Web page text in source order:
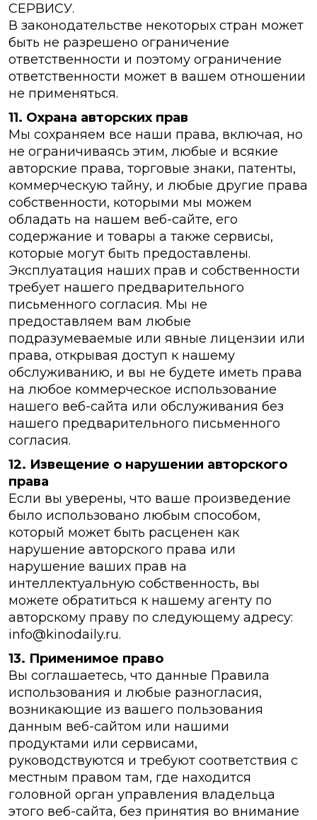
СЕРВИСУ.
В законодательстве некоторых стран может
быть не разрешено ограничение
ответственности и поэтому ограничение
ответственности может в вашем отношении
не применяться.
11. Охрана авторских прав
Мы сохраняем все наши права, включая, но
не ограничиваясь этим, любые и всякие
авторские права, торговые знаки, патенты,
коммерческую тайну, и любые другие права
собственности, которыми мы можем
обладать на нашем веб-сайте, его
содержание и товары а также сервисы,
которые могут быть предоставлены.
Эксплуатация наших прав и собственности
требует нашего предварительного
письменного согласия. Мы не
предоставляем вам любые
подразумеваемые или явные лицензии или
права, открывая доступ к нашему
обслуживанию, и вы не будете иметь права
на любое коммерческое использование
нашего веб-сайта или обслуживания без
нашего предварительного письменного
согласия.
12. Извещение о нарушении авторского
права
Если вы уверены, что ваше произведение
было использовано любым способом,
который может быть расценен как
нарушение авторского права или
нарушение ваших прав на
интеллектуальную собственность, вы
можете обратиться к нашему агенту по
авторскому праву по следующему адресу:
info@kinodaily.ru.
13. Применимое право
Вы соглашаетесь, что данные Правила
использования и любые разногласия,
возникающие из вашего пользования
данным веб-сайтом или нашими
продуктами или сервисами,
руководствуются и требуют соответствия с
местным правом там, где находится
головной орган управления владельца
этого веб-сайта, без принятия во внимание